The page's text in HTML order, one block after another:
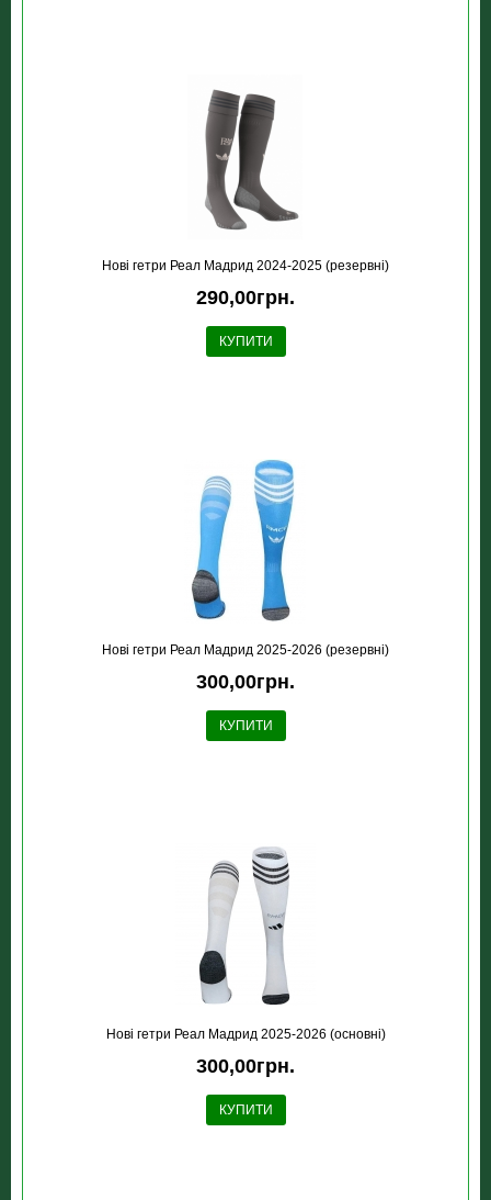
Новi гетри Реал Мадрид 2024-2025 (резервні)
290,00грн.
КУПИТИ
Новi гетри Реал Мадрид 2025-2026 (резервні)
300,00грн.
КУПИТИ
Новi гетри Реал Мадрид 2025-2026 (основні)
300,00грн.
КУПИТИ